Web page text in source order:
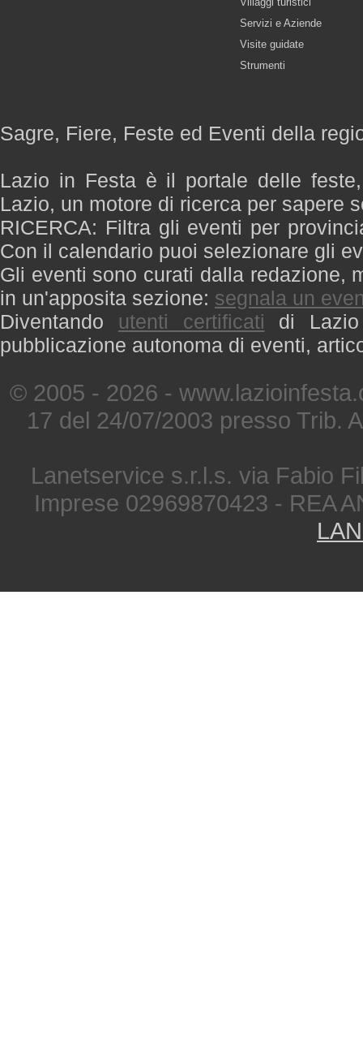
Servizi e Aziende
Visite guidate
Strumenti
Sagre, Fiere, Feste ed Eventi della
Lazio in Festa è il portale delle
Lazio, un motore di ricerca per sapere
RICERCA: Filtra gli eventi per
Con il calendario puoi selezionare gli
Gli eventi sono curati dalla redazione,
in un'apposita sezione: segnala un
Diventando utenti certificati di
pubblicazione autonoma di eventi,
© 2005 - 2026 -
17 del 24/07/2003 presso Trib.
Lanetservice s.r.l.s. via Fabio
Imprese 02969870423 - REA